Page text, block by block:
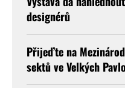
designérů
Přijeďte na
sektů ve Velkých